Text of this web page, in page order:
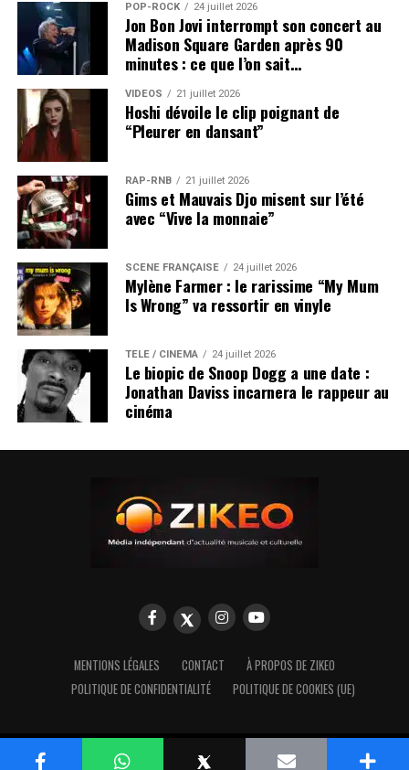
POP-ROCK 24 juillet 2026
Jon Bon Jovi interrompt son concert au
Madison Square Garden après 90
minutes : ce que l’on sait…
VIDEOS 21 juillet 2026
Hoshi dévoile le clip poignant de
“Pleurer en dansant”
RAP-RNB 21 juillet 2026
Gims et Mauvais Djo misent sur l’été
avec “Vive la monnaie”
SCÈNE FRANÇAISE 24 juillet 2026
Mylène Farmer : le rarissime “My Mum
Is Wrong” va ressortir en vinyle
TÉLÉ / CINÉMA 24 juillet 2026
Le biopic de Snoop Dogg a une date :
Jonathan Daviss incarnera le rappeur au
cinéma
MENTIONS LÉGALES CONTACT
À PROPOS DE ZIKEO
POLITIQUE DE CONFIDENTIALITÉ
POLITIQUE DE COOKIES (UE)
Copyright © 2009 Zikeo.net